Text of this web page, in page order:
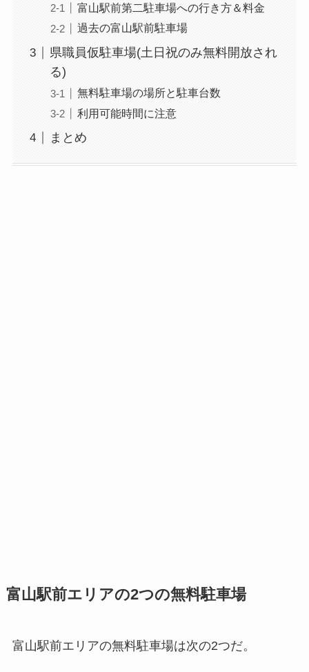
富山駅前第二駐車場への行き方＆料金
過去の富山駅前駐車場
県職員仮駐車場(土日祝のみ無料開放され
る)
無料駐車場の場所と駐車台数
利用可能時間に注意
まとめ
富山駅前エリアの2つの無料駐車場
富山駅前エリアの無料駐車場は次の2つだ。